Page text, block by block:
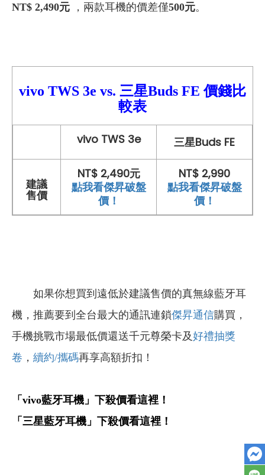
NT$ 2,490元 ，兩款耳機的價差僅500元。
vivo TWS 3e vs. 三星Buds FE 價錢比
較表
vivo TWS 3e 三星Buds FE
建議
售價
NT$ 2,490元
點我看傑昇破盤
價！
NT$ 2,990
點我看傑昇破盤
價！
如果你想買到遠低於建議售價的真無線藍牙耳
機，推薦要到全台最大的通訊連鎖傑昇通信購買，
手機挑戰市場最低價還送千元尊榮卡及好禮抽獎
卷 ， 續約/攜碼再享高額折扣！
「vivo藍牙耳機」下殺價看這裡！
「三星藍牙耳機」下殺價看這裡！